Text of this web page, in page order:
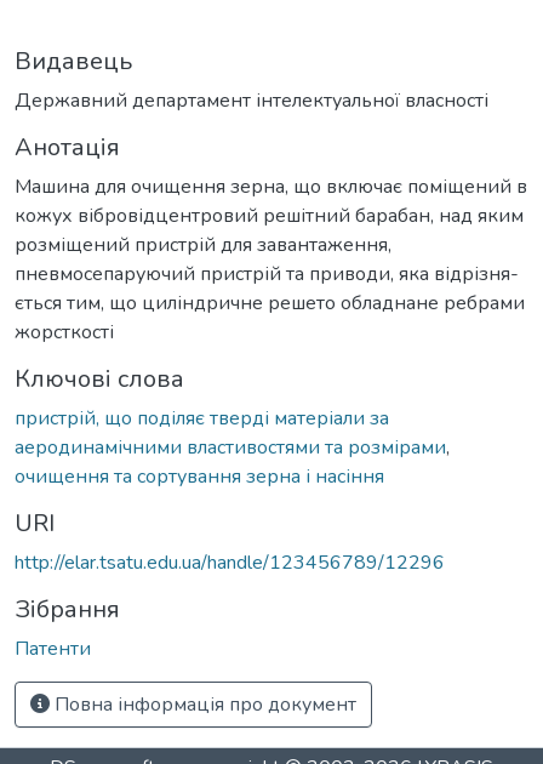
Видавець
Державний департамент інтелектуальної власності
Анотація
Машина для очищення зерна, що включає поміщений в
кожух вібровідцентровий решітний барабан, над яким
розміщений пристрій для завантаження,
пневмосепаруючий пристрій та приводи, яка відрізня-
ється тим, що циліндричне решето обладнане ребрами
жорсткості
Ключові слова
пристрій, що поділяє тверді матеріали за
аеродинамічними властивостями та розмірами,
очищення та сортування зерна і насіння
URI
http://elar.tsatu.edu.ua/handle/123456789/12296
Зібрання
Патенти
Повна інформація про документ